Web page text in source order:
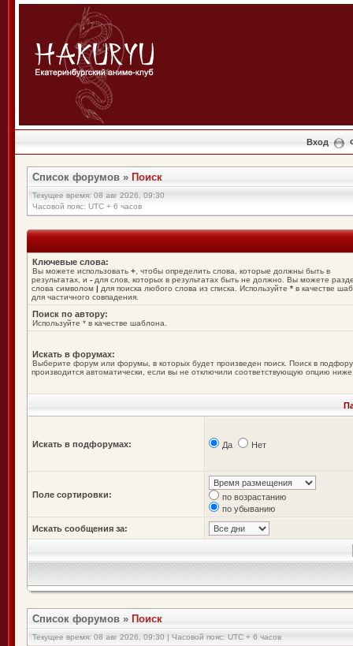
Вход
Список форумов » Поиск
Текущее время: 08 авг 2026, 09:30
Часовой пояс: UTC + 6 часов
Ключевые слова:
Вы можете использовать + , чтобы определить слова, которые должны быть в
результатах, и - для слов, которых в результатах быть не должно. Вы можете
слова символом | для поиска любого слова из списка. Используйте * в качестве
для частичного совпадения.
Поиск по автору:
Используйте * в качестве шаблона.
Искать в форумах:
Выберите форум или форумы, в которых будет произведен поиск. Поиск в
производится автоматически, если вы не отключили соответствующую опцию
Искать в подфорумах: Да Нет
Поле сортировки:
по возрастанию
по убыванию
Искать сообщения за:
Список форумов » Поиск
Текущее время: 08 авг 2026, 09:30 | Часовой пояс: UTC + 6 часов